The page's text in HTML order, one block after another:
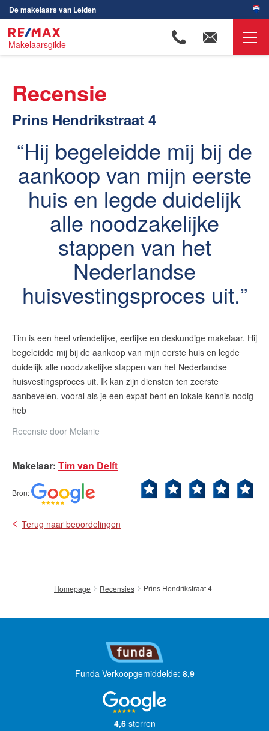
De makelaars van Leiden
Makelaarsgilde
Ons aanbod
Woningzoekers
Ons werkgebied
Huis verkopen
Huis kopen
Huis verhuren
Contact
Zelfstandig makelaar worden
Nieuwe kansen voor starters op
de Leidse woningmarkt
Lees de blog vanVincent de Vos
RE/MAX Makelaarsgilde
makelaarsgilde@remax.nl
+31 71 516 23 70
Recensie
Prins Hendrikstraat 4
Hij begeleidde mij bij de
aankoop van mijn eerste
huis en legde duidelijk
alle noodzakelijke
stappen van het
Nederlandse
huisvestingsproces uit.
Tim is een heel vriendelijke, eerlijke en deskundige makelaar. Hij
begeleidde mij bij de aankoop van mijn eerste huis en legde
duidelijk alle noodzakelijke stappen van het Nederlandse
huisvestingsproces uit. Ik kan zijn diensten ten zeerste
aanbevelen, vooral als je een expat bent en lokale kennis nodig
heb
Recensie door Melanie
Makelaar: Tim van Delft
Bron:
Terug naar beoordelingen
Homepage Recensies Prins Hendrikstraat 4
Funda Verkoopgemiddelde: 8,9
4,6sterren